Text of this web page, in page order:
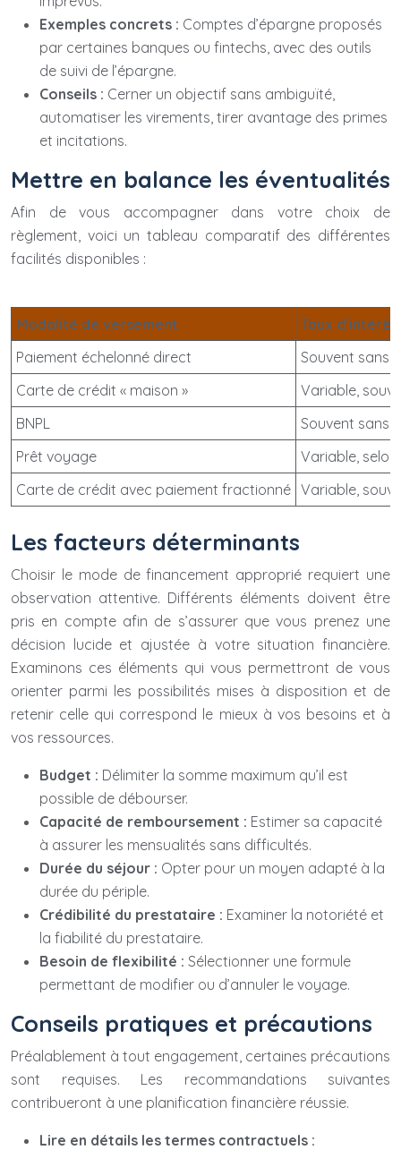
Exemples concrets : Comptes d’épargne proposés
par certaines banques ou fintechs, avec des outils
de suivi de l’épargne.
Conseils : Cerner un objectif sans ambiguïté,
automatiser les virements, tirer avantage des primes
et incitations.
Mettre en balance les éventualités
Afin de vous accompagner dans votre choix de
règlement, voici un tableau comparatif des différentes
facilités disponibles :
Modalité de versement
Taux
Paiement échelonné direct
Souvent sans
Carte de crédit « maison »
Variable,
BNPL
Souvent sans
Prêt voyage
Variable,
Carte de crédit avec paiement fractionné Variable,
Les facteurs déterminants
Choisir le mode de financement approprié requiert une
observation attentive. Différents éléments doivent être
pris en compte afin de s’assurer que vous prenez une
décision lucide et ajustée à votre situation financière.
Examinons ces éléments qui vous permettront de vous
orienter parmi les possibilités mises à disposition et de
retenir celle qui correspond le mieux à vos besoins et à
vos ressources.
Budget : Délimiter la somme maximum qu’il est
possible de débourser.
Capacité de remboursement : Estimer sa capacité
à assurer les mensualités sans difficultés.
Durée du séjour : Opter pour un moyen adapté à la
durée du périple.
Crédibilité du prestataire : Examiner la notoriété et
la fiabilité du prestataire.
Besoin de flexibilité : Sélectionner une formule
permettant de modifier ou d’annuler le voyage.
Conseils pratiques et précautions
Préalablement à tout engagement, certaines précautions
sont requises. Les recommandations suivantes
contribueront à une planification financière réussie.
Lire en détails les termes contractuels :